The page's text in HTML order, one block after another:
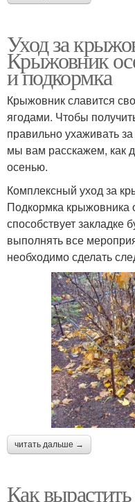
Уход за
Крыжовник
и подкормка
Крыжовник славится
ягодами. Чтобы
правильно ухаживать
мы вам расскажем, как
осенью.
Комплексный уход за
Подкормка крыжовника
способствует
выполнять все
необходимо сделать
читать дальше →
Как